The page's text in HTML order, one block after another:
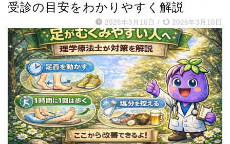
受診の目安をわかりやすく解説
2026年3月10日 / 2026年3月10日